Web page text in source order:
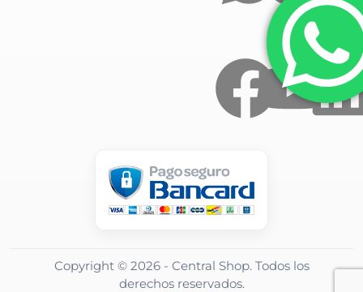
Copyright © 2026- Central Shop. Todos los
derechos reservados.